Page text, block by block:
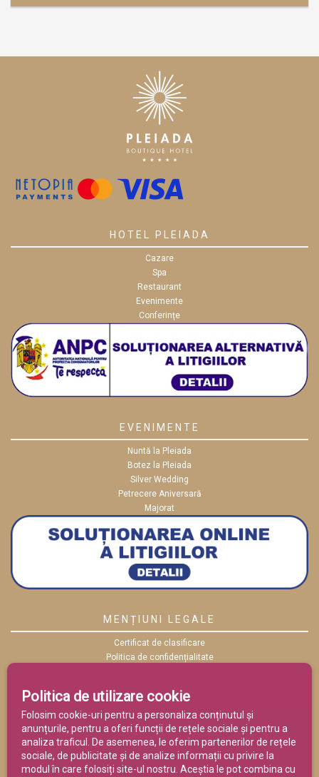
HOTEL PLEIADA
Cazare
Spa
Restaurant
Evenimente
Conferințe
EVENIMENTE
Nuntă la Pleiada
Botez la Pleiada
Silver Wedding
Petrecere Aniversară
Majorat
MENȚIUNI LEGALE
Certificat de clasificare
Politica de confidențialitate
Termeni și condiții
Politica de utilizare cookie
Folosim cookie-uri pentru a personaliza conținutul și
anunțurile, pentru a oferi funcții de rețele sociale și pentru a
analiza traficul. De asemenea, le oferim partenerilor de rețele
sociale, de publicitate și de analize informații cu privire la
modul în care folosiți site-ul nostru. Aceștia le pot combina cu